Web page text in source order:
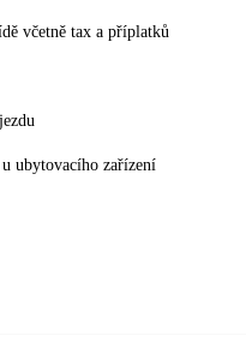
včetně tax a příplatků
ubytovacího zařízení